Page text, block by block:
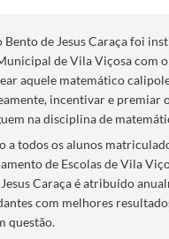
Pesquisa
Bento de Jesus Caraça foi
de Vila Viçosa com
aquele matemático
incentivar e premiar
na disciplina de
a todos os alunos
de Escolas de Vila
Caraça é atribuído
com melhores
questão.